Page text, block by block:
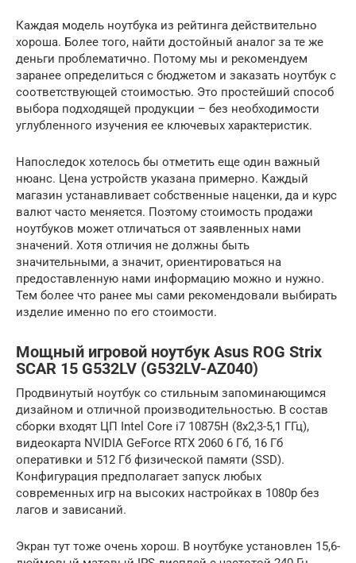
Каждая модель ноутбука из рейтинга действительно
хороша. Более того, найти достойный аналог за те же
деньги проблематично. Потому мы и рекомендуем
заранее определиться с бюджетом и заказать ноутбук с
соответствующей стоимостью. Это простейший способ
выбора подходящей продукции – без необходимости
углубленного изучения ее ключевых характеристик.
Напоследок хотелось бы отметить еще один важный
нюанс. Цена устройств указана примерно. Каждый
магазин устанавливает собственные наценки, да и курс
валют часто меняется. Поэтому стоимость продажи
ноутбуков может отличаться от заявленных нами
значений. Хотя отличия не должны быть
значительными, а значит, ориентироваться на
предоставленную нами информацию можно и нужно.
Тем более что ранее мы сами рекомендовали выбирать
изделие именно по его стоимости.
Мощный игровой ноутбук Asus ROG Strix
SCAR 15 G532LV (G532LV-AZ040)
Продвинутый ноутбук со стильным запоминающимся
дизайном и отличной производительностью. В состав
сборки входят ЦП Intel Core i7 10875H (8х2,3-5,1 ГГц),
видеокарта NVIDIA GeForce RTX 2060 6 Гб, 16 Гб
оперативки и 512 Гб физической памяти (SSD).
Конфигурация предполагает запуск любых
современных игр на высоких настройках в 1080p без
лагов и зависаний.
Экран тут тоже очень хорош. В ноутбуке установлен 15,6-